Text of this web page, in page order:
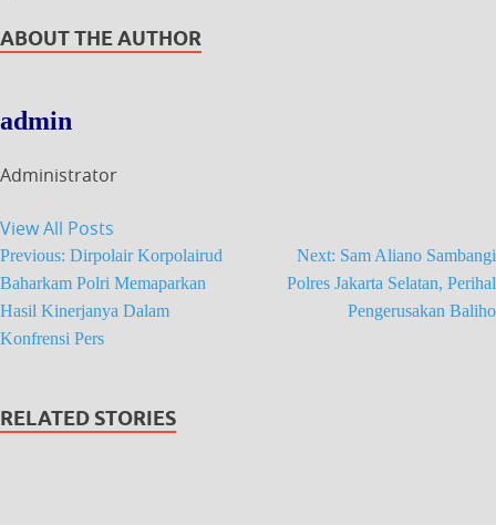
ABOUT THE AUTHOR
admin
Administrator
View All Posts
Previous: Dirpolair Korpolairud
Baharkam Polri Memaparkan
Hasil Kinerjanya Dalam
Konfrensi Pers
Next: Sam Aliano Sambangi
Polres Jakarta Selatan, Perihal
Pengerusakan Baliho
RELATED STORIES